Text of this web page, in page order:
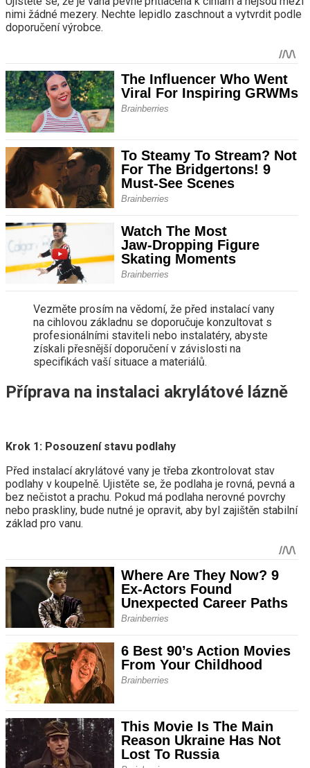
nimi žádné mezery. Nechte lepidlo zaschnout a vytvrdit podle
doporučení výrobce.
Vezměte prosím na vědomí, že před instalací vany
na cihlovou základnu se doporučuje konzultovat s
profesionálními staviteli nebo instalatéry, abyste
získali přesnější doporučení v závislosti na
specifikách vaší situace a materiálů.
Příprava na instalaci akrylátové lázně
Krok 1: Posouzení stavu podlahy
Před instalací akrylátové vany je třeba zkontrolovat stav
podlahy v koupelně. Ujistěte se, že podlaha je rovná, pevná a
bez nečistot a prachu. Pokud má podlaha nerovné povrchy
nebo praskliny, bude nutné je opravit, aby byl zajištěn stabilní
základ pro vanu.